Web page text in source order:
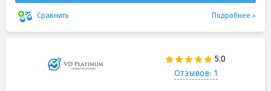
Сравнить Подробнее
Отзывов: 1